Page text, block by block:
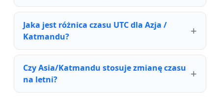
Jaka jest różnica czasu UTC dla Azja /
Katmandu?
Czy Asia/Katmandu stosuje zmianę czasu
na letni?